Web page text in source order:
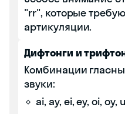
"rr", которые
артикуляции.
Дифтонги и
Комбинации
звуки:
ai, ay, ei, ey, oi, oy,